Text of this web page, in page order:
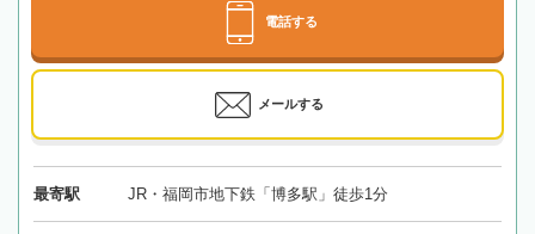
電話する
メールする
最寄駅 JR・福岡市地下鉄「博多駅」徒歩1分